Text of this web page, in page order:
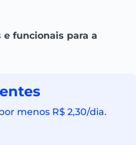
funcionais para a
menos R$ 2,30/dia.